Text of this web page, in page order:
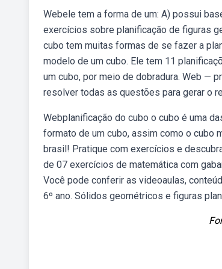
Webele tem a forma de um: A) possui
exercícios sobre planificação de figuras
cubo tem muitas formas de se fazer a
modelo de um cubo. Ele tem 11
um cubo, por meio de dobradura. Web —
resolver todas as questões para gerar o
Webplanificação do cubo o cubo é uma
formato de um cubo, assim como o cubo
brasil! Pratique com exercícios e
de 07 exercícios de matemática com
Você pode conferir as videoaulas,
6º ano. Sólidos geométricos e figuras